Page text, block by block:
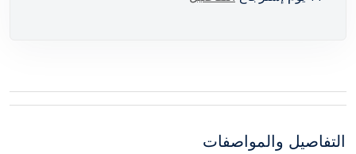
التفاصيل والمواصفات